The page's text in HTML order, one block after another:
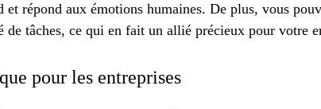
répond aux émotions humaines. De plus, vous
de tâches, ce qui en fait un allié précieux pour votre
pour les entreprises